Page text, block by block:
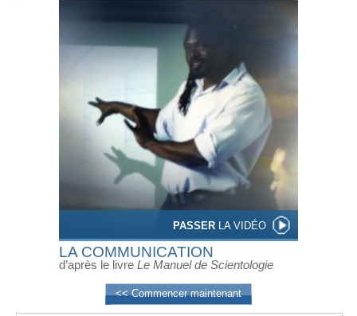
PASSER LA VIDÉO
LA COMMUNICATION
d’après le livre Le Manuel de Scientologie
<< Commencer maintenant